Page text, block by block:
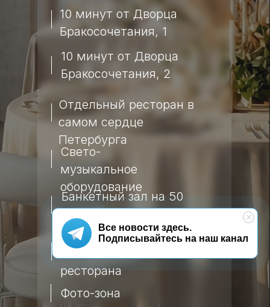
10 минут от Дворца
Бракосочетания, 1
10 минут от Дворца
Бракосочетания, 2
Отдельный ресторан в
самом сердце
Петербурга
Фото-зона
Банкетный зал на 50
гостей,
Свето-
музыкальное
оборудование
Причал возле
ресторана
Все новости здесь.
Подписывайтесь на наш канал